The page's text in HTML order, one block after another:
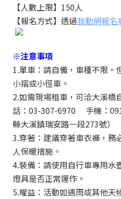
【人數上限】150人
【報名方式】透過我動網報名
※注意事項
1.單車：請自備，車種不限。
小摺或小徑車。
2.如需現場租車，可洽大溪橋
話：03-307-6970 手機：
縣大溪鎮瑞安路一段273號）
3.穿著：建議穿著車衣褲，務
人保暖措施。
4.裝備：請使用自行車專用水
燈具是否正常運作。
5.權益：活動如遇雨或其他天